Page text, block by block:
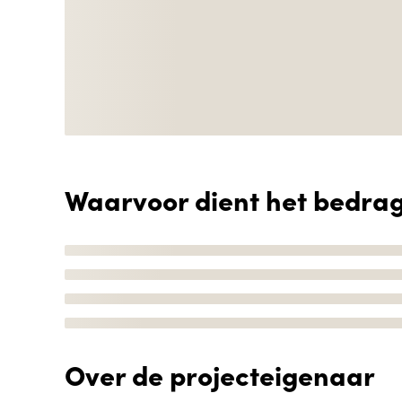
Waarvoor dient het
Over de projecteigenaar